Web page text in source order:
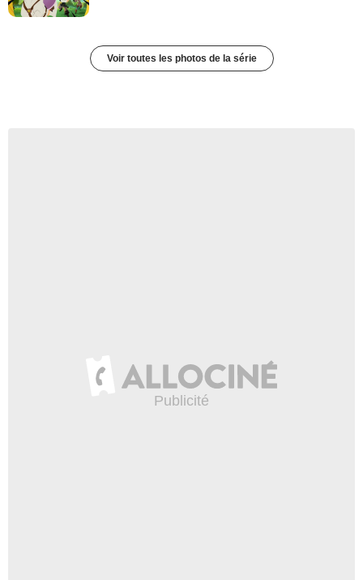
Voir toutes les photos de la série